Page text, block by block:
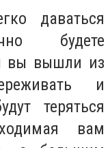
даваться
будете
вы вышли из
и
теряться
вам